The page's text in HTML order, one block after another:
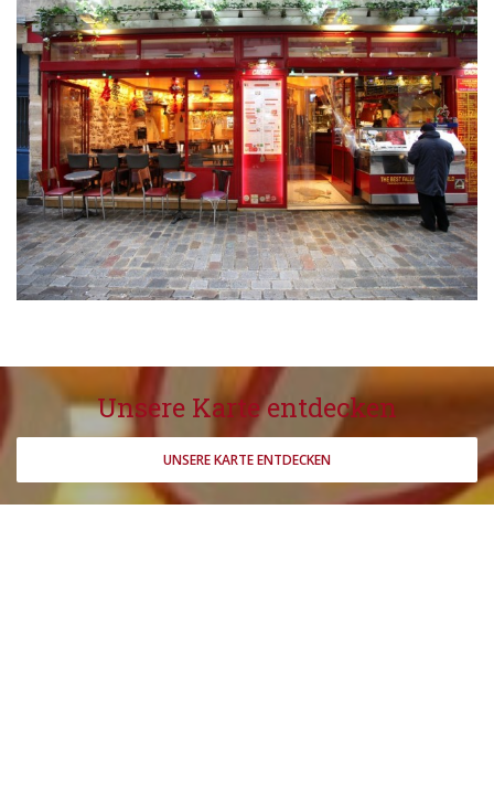
Unsere Karte entdecken
UNSERE KARTE ENTDECKEN